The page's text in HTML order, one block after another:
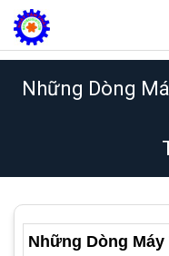
Những Dòng
Những Dòng